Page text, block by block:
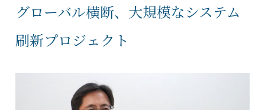
グローバル横断、大規模なシステム
刷新プロジェクト